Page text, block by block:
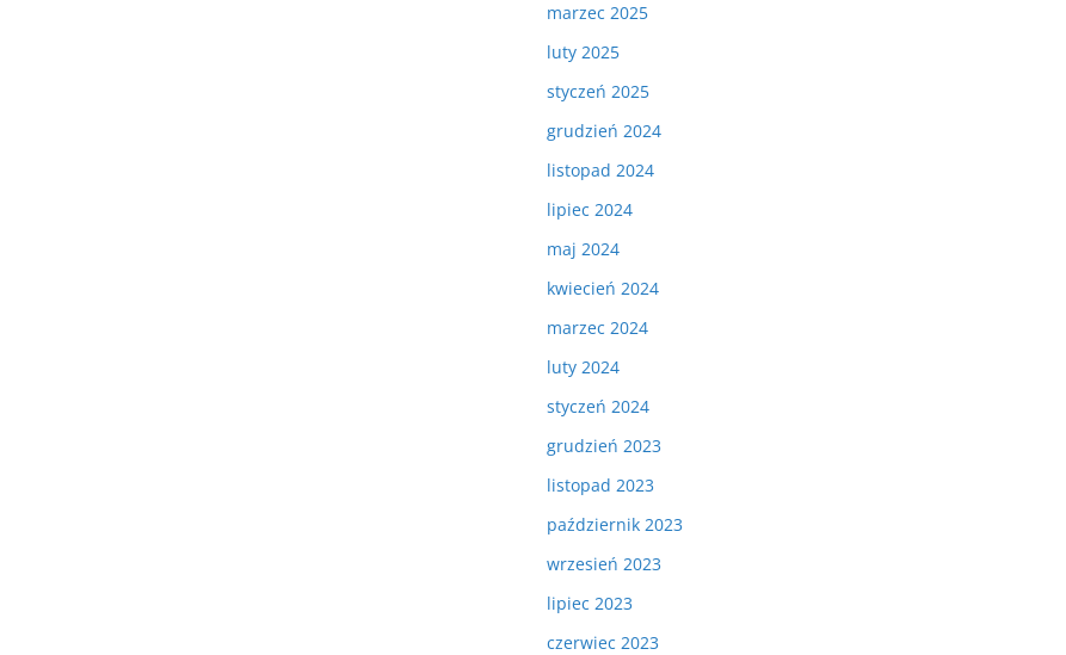
marzec 2025
luty 2025
styczeń 2025
grudzień 2024
listopad 2024
lipiec 2024
maj 2024
kwiecień 2024
marzec 2024
luty 2024
styczeń 2024
grudzień 2023
listopad 2023
październik 2023
wrzesień 2023
lipiec 2023
czerwiec 2023